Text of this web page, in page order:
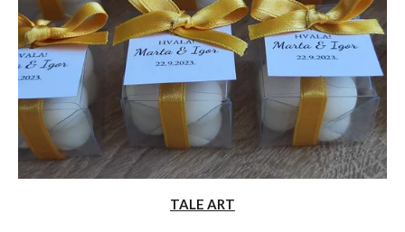
TALE ART